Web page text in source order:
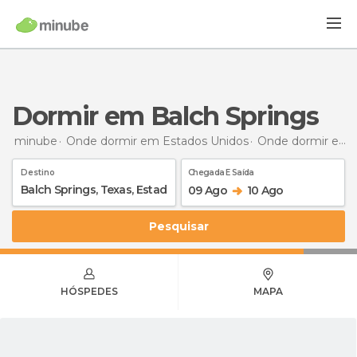
Dormir em Balch Springs
minube Onde dormir em Estados Unidos Onde dormir em Texas
Destino Chegada E Saída
09 Ago 10 Ago
Pesquisar
HÓSPEDES MAPA